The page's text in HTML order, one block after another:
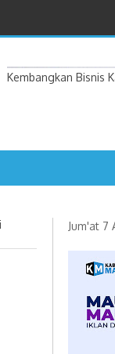
Kembangkan Bisnis
Jum'at 7